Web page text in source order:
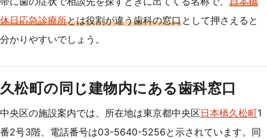
休日応急診療所とは役割が違う歯科の窓口として押さえると
分かりやすいでしょう。
久松町の同じ建物内にある歯科窓口
中央区の施設案内では、所在地は東京都中央区日本橋久松町1
番2号3階、電話番号は03-5640-5256と示されています。同